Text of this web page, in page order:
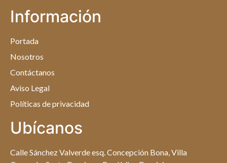
Información
Portada
Nosotros
Contáctanos
Aviso Legal
Políticas de privacidad
Ubícanos
Calle Sánchez Valverde esq. Concepción Bona, Villa